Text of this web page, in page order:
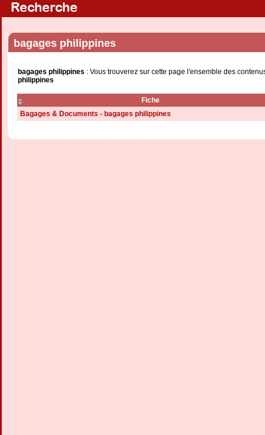
Recherche
bagages philippines
bagages philippines : Vous trouverez sur cette page l'ensemble des
philippines
Fiche
Bagages & Documents - bagages philippines